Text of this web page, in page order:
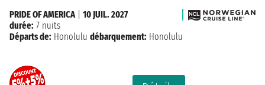
PRIDE OF AMERICA| 10 JUIL. 2027
durée: 7 nuits
Départs de: Honolulu débarquement: Honolulu